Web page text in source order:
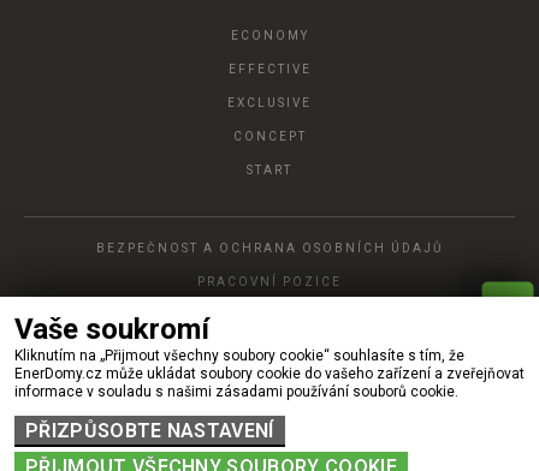
Vaše soukromí
Kliknutím na „Přijmout všechny soubory cookie“ souhlasíte s tím, že
EnerDomy.cz může ukládat soubory cookie do vašeho zařízení a zveřejňovat
informace v souladu s našimi zásadami používání souborů cookie.
PŘIZPŮSOBTE NASTAVENÍ
R
Y
C
H
L
Á
PO
P
T
Á
V
K
A
ECONOMY
EFFECTIVE
EXCLUSIVE
CONCEPT
START
BEZPEČNOST A OCHRANA OSOBNÍCH ÚDAJŮ
PRACOVNÍ POZICE
© 2022, Ener DOMY, s.r.o.